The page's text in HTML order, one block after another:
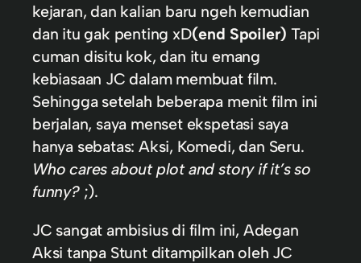
kejaran, dan kalian baru ngeh kemudian
dan itu gak penting xD(end Spoiler) Tapi
cuman disitu kok, dan itu emang
kebiasaan JC dalam membuat film.
Sehingga setelah beberapa menit film ini
berjalan, saya menset ekspetasi saya
hanya sebatas: Aksi, Komedi, dan Seru.
Who cares about plot and story if it’s so
funny?;).
JC sangat ambisius di film ini, Adegan
Aksi tanpa Stunt ditampilkan oleh JC